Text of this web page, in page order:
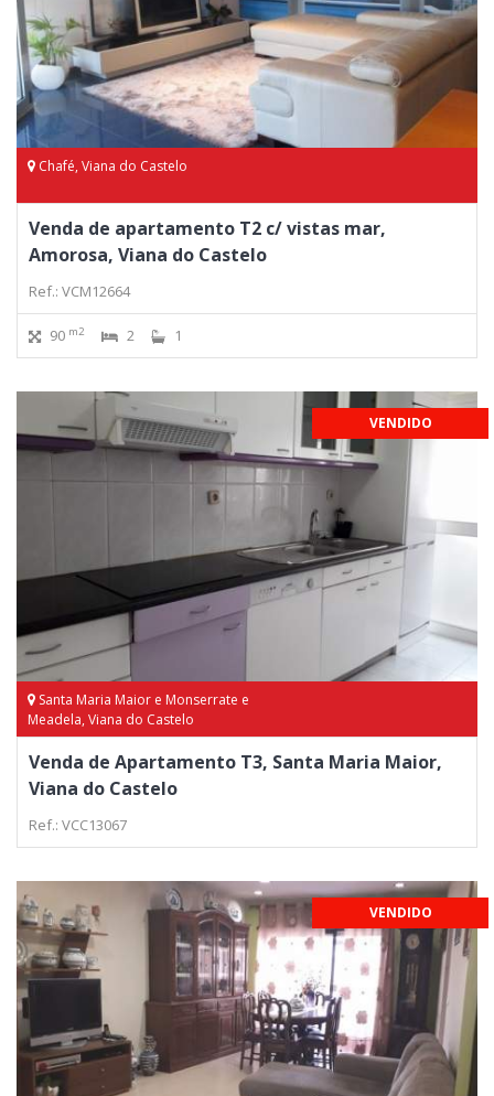
Chafé, Viana do Castelo
Venda de apartamento T2 c/ vistas mar,
Amorosa, Viana do Castelo
Ref.: VCM12664
90 m2 2 1
VENDIDO
Santa Maria Maior e Monserrate e
Meadela, Viana do Castelo
Venda de Apartamento T3, Santa Maria Maior,
Viana do Castelo
Ref.: VCC13067
VENDIDO